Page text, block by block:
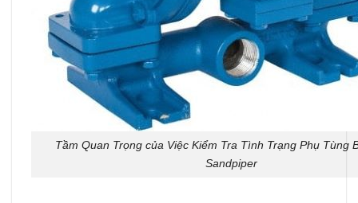
Tầm Quan Trọng của Việc Kiểm Tra Tình Trạng Phụ Tùng
Sandpiper